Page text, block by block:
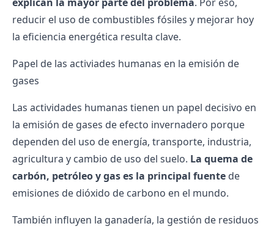
reducir el uso de combustibles fósiles y mejorar hoy
la eficiencia energética resulta clave.
Papel de las activiades humanas en la emisión de
gases
Las actividades humanas tienen un papel decisivo en
la emisión de gases de efecto invernadero porque
dependen del uso de energía, transporte, industria,
agricultura y cambio de uso del suelo. La quema de
carbón, petróleo y gas es la principal fuente de
emisiones de dióxido de carbono en el mundo.
También influyen la ganadería, la gestión de residuos